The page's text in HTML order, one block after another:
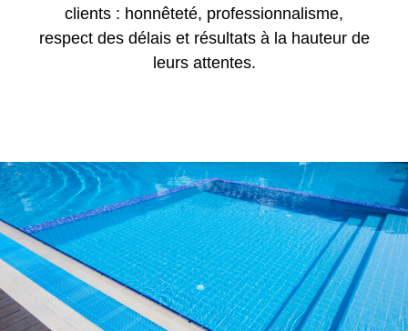
clients : honnêteté, professionnalisme,
respect des délais et résultats à la hauteur de
leurs attentes.